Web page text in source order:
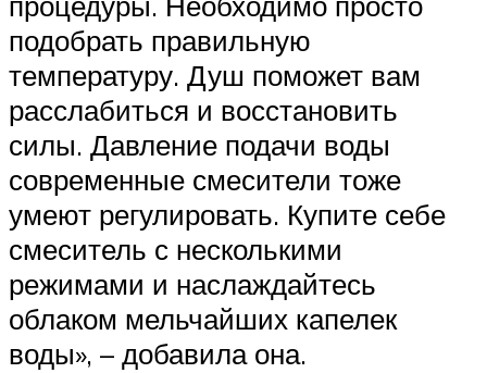
подобрать правильную
температуру. Душ поможет вам
расслабиться и восстановить
силы. Давление подачи воды
современные смесители тоже
умеют регулировать. Купите себе
смеситель с несколькими
режимами и наслаждайтесь
облаком мельчайших капелек
воды», – добавила она.